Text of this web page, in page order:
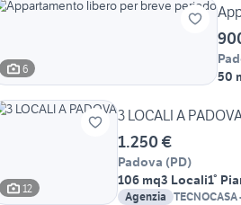
6
50
12
3 LOCALI A
1.250 €
Padova (PD)
106 mq3 Locali1°
Agenzia TECNOCASA